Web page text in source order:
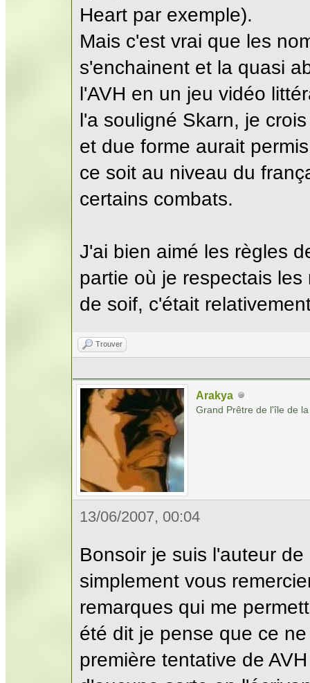
Heart par exemple).
Mais c'est vrai que les
s'enchainent et la quasi
l'AVH en un jeu vidéo
l'a souligné Skarn, je
et due forme aurait
ce soit au niveau du
certains combats.
J'ai bien aimé les règles
partie où je respectais
de soif, c'était
Trouver
Arakya
Grand Prêtre de l'île de
13/06/2007, 00:04
Bonsoir je suis l'auteur
simplement vous
remarques qui me
été dit je pense que ce
première tentative de